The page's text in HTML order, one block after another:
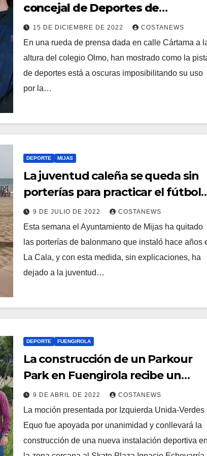
concejal de Deportes de
abandonar las instalaciones de La
Cala
15 DE DICIEMBRE DE 2022 COSTANEWS
En una rueda de prensa dada en calle Cártama a
altura del colegio Olmo, han mostrado como la
de deportes está a oscuras imposibilitando su uso
por la…
DEPORTE MIJAS
La juventud caleña se queda sin
porterías para practicar el fútbol
playa y el Ayuntamiento no da
explicaciones
9 DE JULIO DE 2022 COSTANEWS
Esta semana el Ayuntamiento de Mijas ha quitado
las porterías de balonmano que instaló hace años
La Cala, y con esta medida, sin explicaciones, ha
dejado a la juventud…
DEPORTE FUENGIROLA
La construcción de un Parkour
Park en Fuengirola recibe un
respaldo unánime del Pleno
municipal.
9 DE ABRIL DE 2022 COSTANEWS
La moción presentada por Izquierda Unida-Verdes
Equo fue apoyada por unanimidad y conllevará la
construcción de una nueva instalación deportiva en